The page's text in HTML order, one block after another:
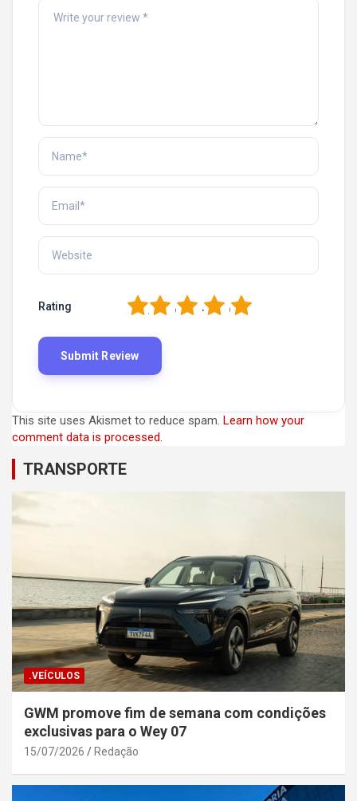
Rating 5
4
3
2
This site uses Akismet to reduce spam. Learn how your
comment data is processed.
TRANSPORTE
.VEÍCULOS
GWM promove fim de semana com condições
exclusivas para o Wey 07
15/07/2026 Redação